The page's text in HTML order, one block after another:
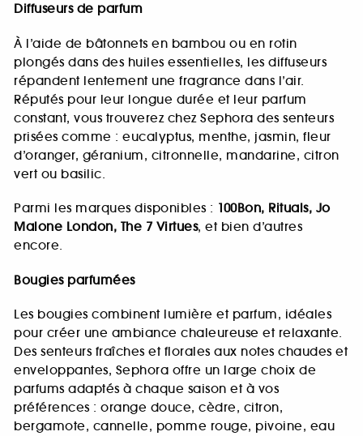
Diffuseurs de parfum
À l’aide de bâtonnets en bambou ou en rotin
plongés dans des huiles essentielles, les diffuseurs
répandent lentement une fragrance dans l’air.
Réputés pour leur longue durée et leur parfum
constant, vous trouverez chez Sephora des senteurs
prisées comme : eucalyptus, menthe, jasmin, fleur
d’oranger, géranium, citronnelle, mandarine, citron
vert ou basilic.
Parmi les marques disponibles : 100Bon, Rituals, Jo
Malone London, The 7 Virtues, et bien d’autres
encore.
Bougies parfumées
Les bougies combinent lumière et parfum, idéales
pour créer une ambiance chaleureuse et relaxante.
Des senteurs fraîches et florales aux notes chaudes et
enveloppantes, Sephora offre un large choix de
parfums adaptés à chaque saison et à vos
préférences : orange douce, cèdre, citron,
bergamote, cannelle, pomme rouge, pivoine, eau